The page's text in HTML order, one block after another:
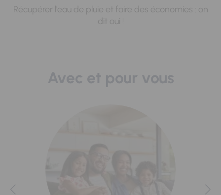
Récupérer l'eau de pluie et faire des économies : on
dit oui !
Avec et pour vous